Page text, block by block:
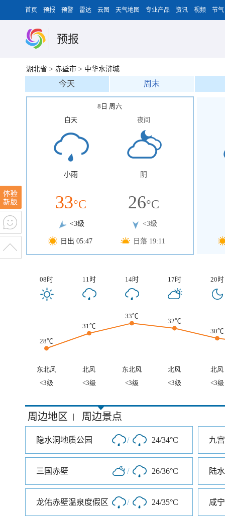
首页 预报 预警 雷达 云图 天气地图 专业产品 资讯 视频 节气
预报
湖北省 > 赤壁市 > 中华水浒城
今天 周末
8日 周六
白天
小雨
33°C
<3级
日出 05:47
夜间
阴
26°C
<3级
日落 19:11
08时 11时 14时 17时 20时
28℃
31℃
33℃
32℃
30℃
东北风 北风 东北风 北风
北风
<3级
<3级 <3级 <3级 <3级
周边地区 | 周边景点
隐水洞地质公园 / 24/34°C 九
三国赤壁 / 26/36°C 陆
龙佑赤壁温泉度假区 / 24/35°C